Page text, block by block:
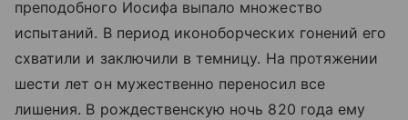
преподобного Иосифа выпало множество
испытаний. В период иконоборческих гонений его
схватили и заключили в темницу. На протяжении
шести лет он мужественно переносил все
лишения. В рождественскую ночь 820 года ему